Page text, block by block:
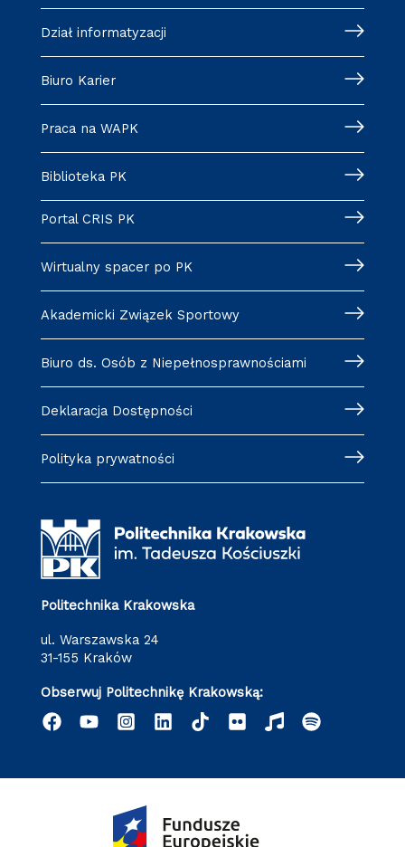
Dział informatyzacji
Biuro Karier
Praca na WAPK
Biblioteka PK
Portal CRIS PK
Wirtualny spacer po PK
Akademicki Związek Sportowy
Biuro ds. Osób z Niepełnosprawnościami
Deklaracja Dostępności
Polityka prywatności
Politechnika Krakowska
ul. Warszawska 24
31-155 Kraków
Obserwuj Politechnikę Krakowską: